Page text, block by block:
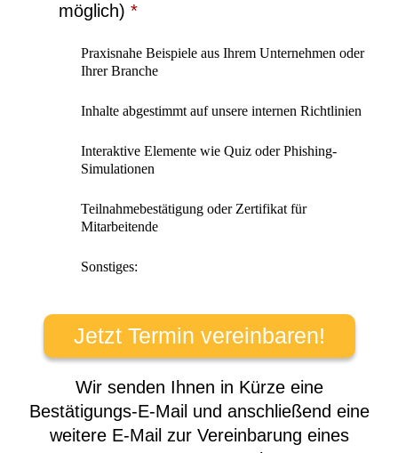
möglich) *
Praxisnahe Beispiele aus Ihrem Unternehmen oder
Ihrer Branche
Inhalte abgestimmt auf unsere internen Richtlinien
Interaktive Elemente wie Quiz oder Phishing-
Simulationen
Teilnahmebestätigung oder Zertifikat für
Mitarbeitende
Sonstiges:
Jetzt Termin vereinbaren!
Wir senden Ihnen in Kürze eine
Bestätigungs-E-Mail und anschließend eine
weitere E-Mail zur Vereinbarung eines